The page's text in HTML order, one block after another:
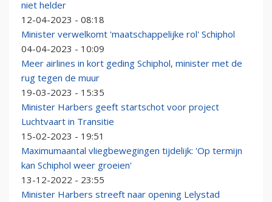
niet helder
12-04-2023 - 08:18
Minister verwelkomt 'maatschappelijke rol' Schiphol
04-04-2023 - 10:09
Meer airlines in kort geding Schiphol, minister met de
rug tegen de muur
19-03-2023 - 15:35
Minister Harbers geeft startschot voor project
Luchtvaart in Transitie
15-02-2023 - 19:51
Maximumaantal vliegbewegingen tijdelijk: 'Op termijn
kan Schiphol weer groeien'
13-12-2022 - 23:55
Minister Harbers streeft naar opening Lelystad